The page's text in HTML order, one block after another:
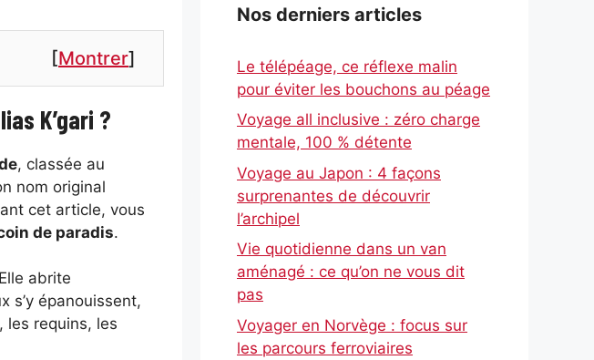
[Montrer]
K’gari ?
, classée au
nom original
cet article, vous
de paradis.
abrite
s’y épanouissent,
les requins, les
Nos derniers articles
Le télépéage, ce réflexe malin
pour éviter les bouchons au péage
Voyage all inclusive : zéro charge
mentale, 100 % détente
Voyage au Japon : 4 façons
surprenantes de découvrir
l’archipel
Vie quotidienne dans un van
aménagé : ce qu’on ne vous dit
pas
Voyager en Norvège : focus sur
les parcours ferroviaires